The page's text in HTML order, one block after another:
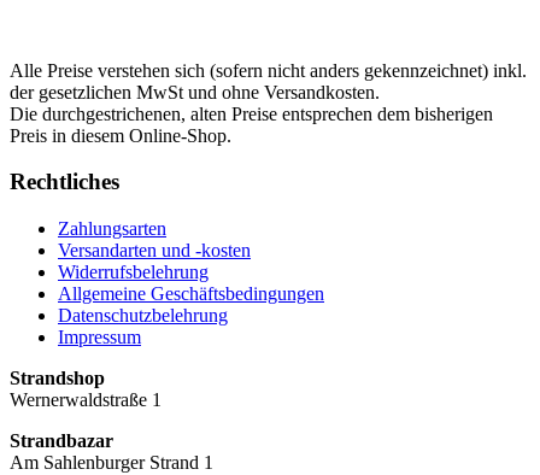
Alle Preise verstehen sich (sofern nicht anders gekennzeichnet) inkl.
der gesetzlichen MwSt und ohne Versandkosten.
Die durchgestrichenen, alten Preise entsprechen dem bisherigen
Preis in diesem Online-Shop.
Rechtliches
Zahlungsarten
Versandarten und -kosten
Widerrufsbelehrung
Allgemeine Geschäftsbedingungen
Datenschutzbelehrung
Impressum
Strandshop
Wernerwaldstraße 1
Strandbazar
Am Sahlenburger Strand 1